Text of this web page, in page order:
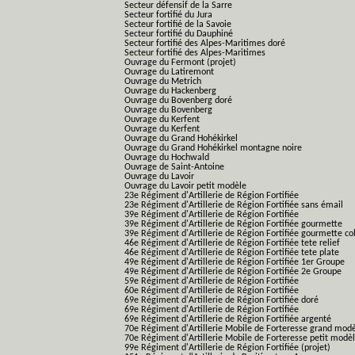
Secteur défensif de la Sarre
Secteur fortifié du Jura
Secteur fortifié de la Savoie
Secteur fortifié du Dauphiné
Secteur fortifié des Alpes-Maritimes doré
Secteur fortifié des Alpes-Maritimes
Ouvrage du Fermont (projet)
Ouvrage du Latiremont
Ouvrage du Metrich
Ouvrage du Hackenberg
Ouvrage du Bovenberg doré
Ouvrage du Bovenberg
Ouvrage du Kerfent
Ouvrage du Kerfent
Ouvrage du Grand Hohékirkel
Ouvrage du Grand Hohékirkel montagne noire
Ouvrage du Hochwald
Ouvrage de Saint-Antoine
Ouvrage du Lavoir
Ouvrage du Lavoir petit modèle
23e Régiment d'Artillerie de Région Fortifiée
23e Régiment d'Artillerie de Région Fortifiée sans émail
39e Régiment d'Artillerie de Région Fortifiée
39e Régiment d'Artillerie de Région Fortifiée gourmette
39e Régiment d'Artillerie de Région Fortifiée gourmette
46e Régiment d'Artillerie de Région Fortifiée tete relief
46e Régiment d'Artillerie de Région Fortifiée tete plate
49e Régiment d'Artillerie de Région Fortifiée 1er Groupe
49e Régiment d'Artillerie de Région Fortifiée 2e Groupe
59e Régiment d'Artillerie de Région Fortifiée
60e Régiment d'Artillerie de Région Fortifiée
69e Régiment d'Artillerie de Région Fortifiée doré
69e Régiment d'Artillerie de Région Fortifiée
69e Régiment d'Artillerie de Région Fortifiée argenté
70e Régiment d'Artillerie Mobile de Forteresse grand
70e Régiment d'Artillerie Mobile de Forteresse petit
99e Régiment d'Artillerie de Région Fortifiée (projet)